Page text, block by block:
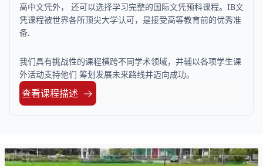
高中文凭外， 还可以选择学习完整的国际文凭预科课程。IB文
凭课程被世界各所顶尖大学认可，是接受高等教育前的优秀准
备.
我们具有挑战性的课程横跨不同学术领域，并辅以各项学生课
外活动支持他们 筹划发展未来路线并迈向成功。
查看课程描述
Our graduating students receive offers from more than
100 universities around the world and will be attending
over 30 top universities in more than 10 countries!
Our graduates receive acceptances to top universities
around the world in various subjects and fields
including Computer Science, Engineering, Economics,
Business and Commerce, Sports Management, Drama,